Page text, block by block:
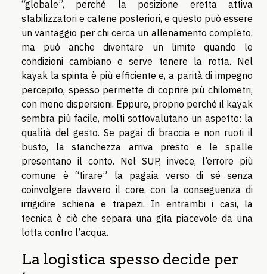
“globale”, perché la posizione eretta attiva
stabilizzatori e catene posteriori, e questo può essere
un vantaggio per chi cerca un allenamento completo,
ma può anche diventare un limite quando le
condizioni cambiano e serve tenere la rotta. Nel
kayak la spinta è più efficiente e, a parità di impegno
percepito, spesso permette di coprire più chilometri,
con meno dispersioni. Eppure, proprio perché il kayak
sembra più facile, molti sottovalutano un aspetto: la
qualità del gesto. Se pagai di braccia e non ruoti il
busto, la stanchezza arriva presto e le spalle
presentano il conto. Nel SUP, invece, l’errore più
comune è “tirare” la pagaia verso di sé senza
coinvolgere davvero il core, con la conseguenza di
irrigidire schiena e trapezi. In entrambi i casi, la
tecnica è ciò che separa una gita piacevole da una
lotta contro l’acqua.
La logistica spesso decide per